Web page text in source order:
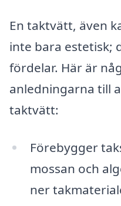
En taktvätt, även
inte bara estetisk;
fördelar. Här är
anledningarna till
taktvätt:
Förebygger
mossan och
ner